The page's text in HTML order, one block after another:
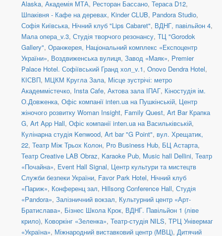
Alaska, Академія МТА, Ресторан Бассано, Тераса D12,
Шпаківня - Кафе на деревах, Kinder CLUB, Pandora Studio,
Софія Київська, Нічний клуб "Lips Cabaret", ВДНГ, павільйон 4,
Мала опера_v.3, Студія творчого резонансу, ТЦ "Gorodok
Gallery", Оранжерея, Національний комплекс «Експоцентр
України», Воздвиженська вулиця, Завод «Маяк», Premier
Palace Hotel. Софіївський Гранд хол_v.1, Onovo Dendra Hotel,
КІСВП, МЦКМ Кругла Зала, Місце зустрічі: метро
Академмістечко, Insta Cafe, Актова зала ІПАГ, Кіностудія ім.
О.Довженка, Офіс компанії inten.ua на Пушкінській, Центр
жіночого розвитку Woman Insight, Family Quest, Art Bar Крапка
G, Art App Hall, Офіс компанії inten.ua на Васильківській,
Кулінарна студія Kenwood, Art bar "G Point", вул. Хрещатик,
22, Театр Між Трьох Колон, Pro Business Hub, БЦ Астарта,
Театр Creative LAB Obraz, Karaoke Pub, Music hall Dellini, Театр
«Почайна», Event Hall Signal, Центр культури та мистецтв
Служби безпеки України, Favor Park Hotel, Нічний клуб
«Париж», Конференц зал, Hillsong Conference Hall, Студія
«Pandora», Залізничний вокзал, Культурний центр «Арт-
Братислава», Бізнес Школа Крок, ВДНГ. Павільйон 1 (ліве
крило), Коворкінг «Зеленка», Театр-студія NILS, ТРЦ Універмаг
«Україна», Міжнародний виставковий центр (МВЦ), Дитячий